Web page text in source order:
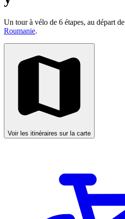
Un tour à vélo de 6 étapes, au départ de
Roumanie.
Voir les itinéraires sur la carte